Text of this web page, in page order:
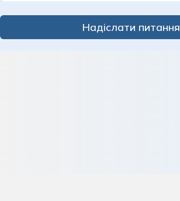
Надіслати питання